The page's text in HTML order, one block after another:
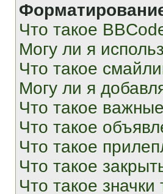
Что такое
Могу ли я
Что такое
Могу ли я
Что такое
Что такое
Что такое
Что такое
Что такое значки